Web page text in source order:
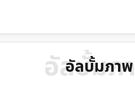
อัลบั้มภ
อัลบั้มภาพ